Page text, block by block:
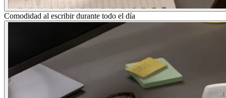
Comodidad al escribir durante todo el día